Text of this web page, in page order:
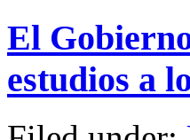
El
estudios a